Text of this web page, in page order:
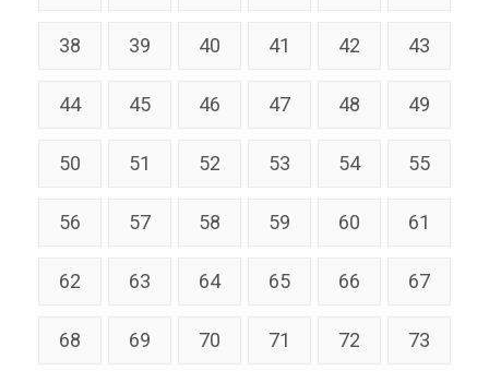
38 39 40 41 42 43
44 45 46 47 48 49
50 51 52 53 54 55
56 57 58 59 60 61
62 63 64 65 66 67
68 69 70 71 72 73